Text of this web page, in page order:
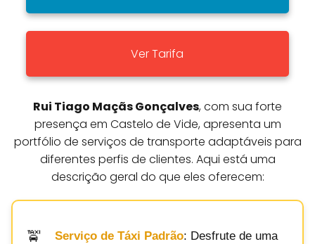
Ver Tarifa
Rui Tiago Maçãs Gonçalves, com sua forte
presença em Castelo de Vide, apresenta um
portfólio de serviços de transporte adaptáveis para
diferentes perfis de clientes. Aqui está uma
descrição geral do que eles oferecem:
Serviço de Táxi Padrão: Desfrute de uma